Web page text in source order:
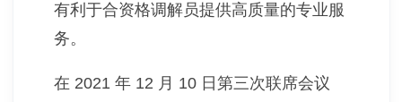
有利于合资格调解员提供高质量的专业服
务。
在 2021 年 12 月 10 日第三次联席会议